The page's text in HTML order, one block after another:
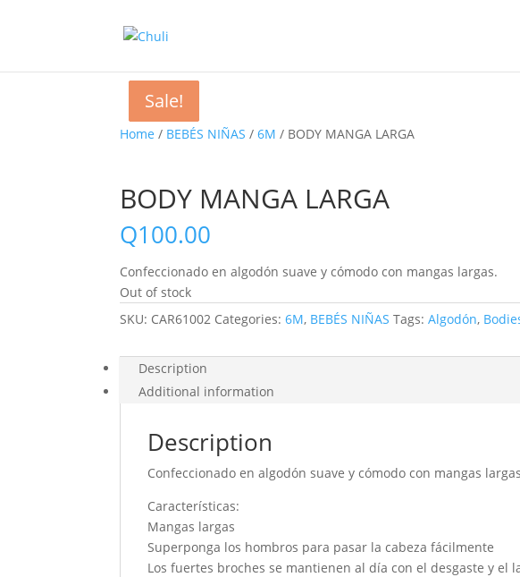
Home / BEBÉS NIÑAS /6M / BODY MANGA LARGA
BODY MANGA LARGA
Q100.00
Confeccionado en algodón suave y cómodo con mangas largas.
Out of stock
SKU: CAR61002 Categories:6M, BEBÉS NIÑAS Tags:Algodón,
Description
Additional information
Description
Confeccionado en algodón suave y cómodo con mangas
Características:
Mangas largas
Superponga los hombros para pasar la cabeza fácilmente
Los fuertes broches se mantienen al día con el desgaste y el
Sale!
Sale!
Sale!